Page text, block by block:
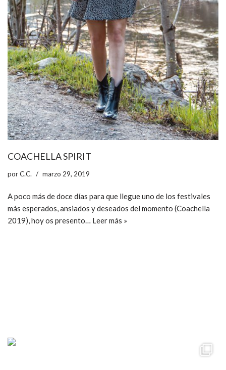
COACHELLA SPIRIT
porC.C. marzo 29, 2019
A poco más de doce días para que llegue uno de los festivales
más esperados, ansiados y deseados del momento (Coachella
2019), hoy os presento… Leer más »